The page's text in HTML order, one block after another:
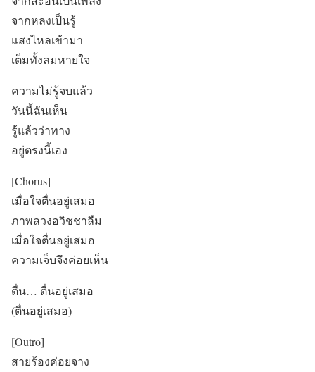
จากหลงเป็นรู้
แสงไหลเข้ามา
เต็มทั้งลมหายใจ
ความไม่รู้จบแล้ว
วันนี้ฉันเห็น
รู้แล้วว่าทาง
อยู่ตรงนี้เอง
[Chorus]
เมื่อใจตื่นอยู่เสมอ
ภาพลวงอวิชชาลืม
เมื่อใจตื่นอยู่เสมอ
ความเจ็บจึงค่อยเห็น
ตื่น… ตื่นอยู่เสมอ
(ตื่นอยู่เสมอ)
[Outro]
สายร้องค่อยจาง